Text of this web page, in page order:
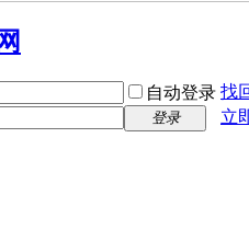
自动登录 找
登录
立